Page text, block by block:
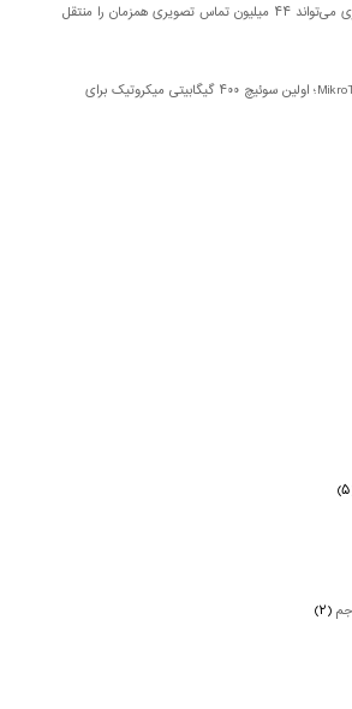
آیا واقعاً یک کابل فیبر نوری می‌تواند ۴۴ میلیون تماس تصویری همزمان را منتقل
MikroTik CRS804-4DDQ-hRM؛ اولین سوئیچ ۴۰۰ گیگابیتی میکروتیک برای
(۲)